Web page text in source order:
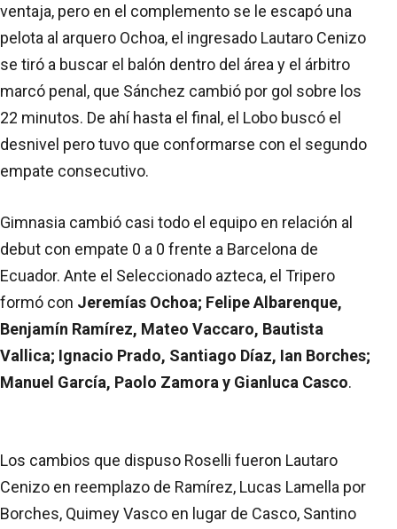
ventaja, pero en el complemento se le escapó una
pelota al arquero Ochoa, el ingresado Lautaro Cenizo
se tiró a buscar el balón dentro del área y el árbitro
marcó penal, que Sánchez cambió por gol sobre los
22 minutos. De ahí hasta el final, el Lobo buscó el
desnivel pero tuvo que conformarse con el segundo
empate consecutivo.
Gimnasia cambió casi todo el equipo en relación al
debut con empate 0 a 0 frente a Barcelona de
Ecuador. Ante el Seleccionado azteca, el Tripero
formó con Jeremías Ochoa; Felipe Albarenque,
Benjamín Ramírez, Mateo Vaccaro, Bautista
Vallica; Ignacio Prado, Santiago Díaz, Ian Borches;
Manuel García, Paolo Zamora y Gianluca Casco.
Los cambios que dispuso Roselli fueron Lautaro
Cenizo en reemplazo de Ramírez, Lucas Lamella por
Borches, Quimey Vasco en lugar de Casco, Santino